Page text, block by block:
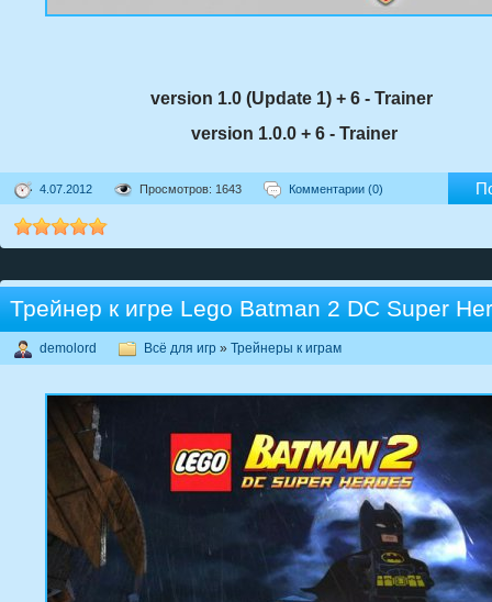
version 1.0 (Update 1) + 6 - Trainer
version 1.0.0 + 6 - Trainer
4.07.2012 Просмотров: 1643 Комментарии (0)
Трейнер к игре Lego Batman 2 DC Super
demolord Всё для игр » Трейнеры к играм